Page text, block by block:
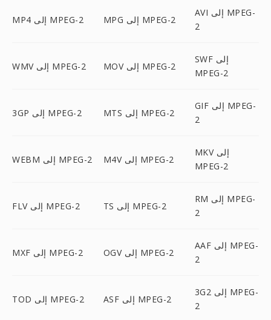
MP4 إلى MPEG-2 MPG إلى MPEG-2
AVI إلى MPEG-
2
WMV إلى MPEG-2 MOV إلى MPEG-2
SWF إلى
MPEG-2
3GP إلى MPEG-2 MTS إلى MPEG-2
GIF إلى MPEG-
2
WEBM إلى MPEG-2 M4V إلى MPEG-2
MKV إلى
MPEG-2
FLV إلى MPEG-2 TS إلى MPEG-2
RM إلى MPEG-
2
MXF إلى MPEG-2 OGV إلى MPEG-2
AAF إلى MPEG-
2
TOD إلى MPEG-2 ASF إلى MPEG-2
3G2 إلى MPEG-
2